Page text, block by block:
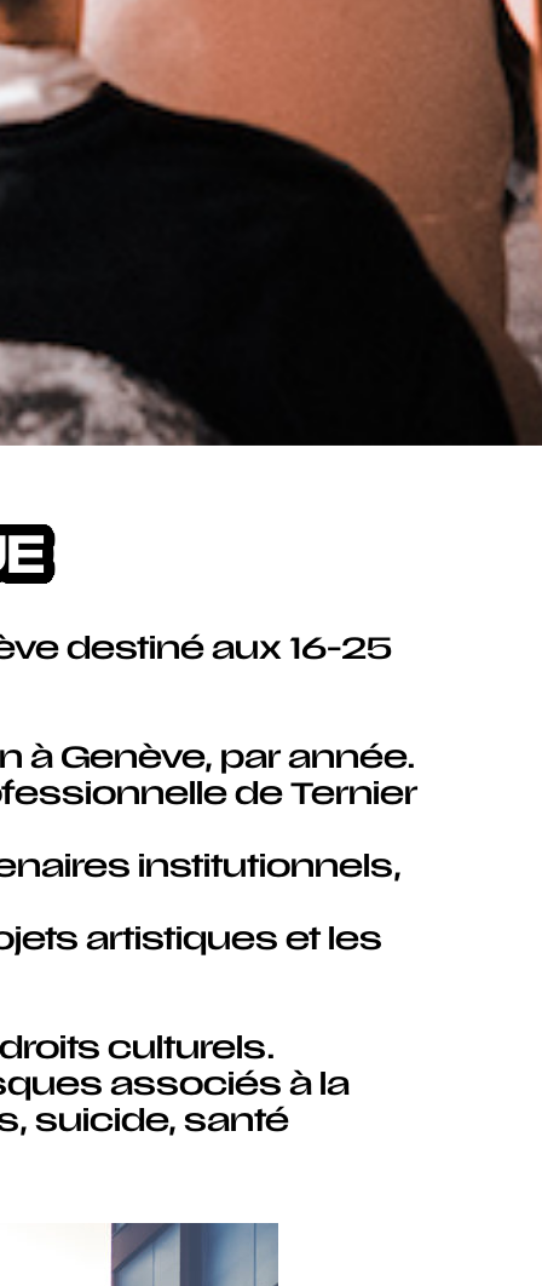
destiné aux 16-25
à Genève, par année.
de Ternier
institutionnels,
artistiques et les
culturels.
associés à la
suicide, santé